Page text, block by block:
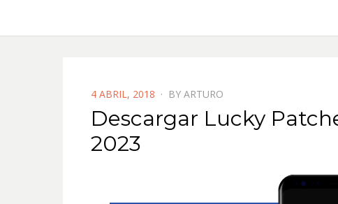
POSTED
ON
4 ABRIL, 2018 BY ARTURO
Descargar Lucky
2023